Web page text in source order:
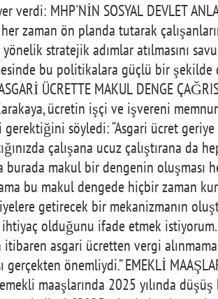
verdi: MHP'NİN SOSYAL DEVLET
her zaman ön planda tutarak
stratejik adımlar atılmasını
bu politikalara güçlü bir şekilde
ÜCRETTE MAKUL DENGE
ücretin işçi ve işvereni
söyledi: “Asgari ücret
çalışana ucuz çalıştırana da
burada makul bir dengenin oluşması
bu makul dengede hiçbir zaman
getirecek bir mekanizmanın
olduğunu ifade etmek
asgari ücretten vergi
gerçekten önemliydi.” EMEKLİ
maaşlarında 2025 yılında